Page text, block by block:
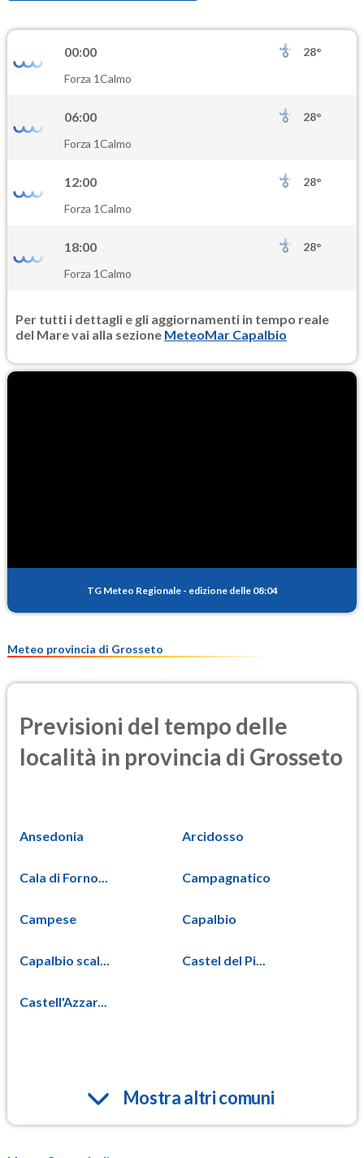
(Diossido di azoto)
PM10
PM25
00:00
28°
Forza 1Calmo
06:00
28°
Forza 1Calmo
12:00
28°
Forza 1Calmo
18:00
28°
Forza 1Calmo
Per tutti i dettagli e gli aggiornamenti in tempo reale
del Mare vai alla sezione MeteoMar Capalbio
TG Meteo Regionale - edizione delle 08:04
Meteo provincia di Grosseto
Previsioni del tempo delle
località in provincia di Grosseto
Ansedonia Arcidosso
Cala di Forno... Campagnatico
Campese Capalbio
Capalbio scal... Castel del Pi...
Castell'Azzar...
Mostra altri comuni